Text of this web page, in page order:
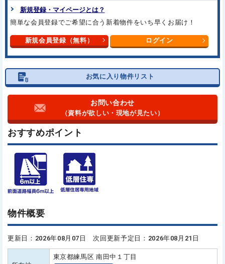
新規登録・マイページとは？
簡単な会員登録でご希望に合う 新着物件をいち早くお届け！
新規会員登録（無料） ログイン
お気に入り物件リスト
お問い合わせ
（資料が欲しい・現地が見たい）
おすすめポイント
物件概要
更新日：2026年08月07日 次回更新予定日：2026年08月21日
東京都練馬区 南田中１丁目